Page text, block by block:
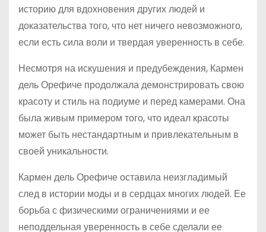
историю для вдохновения других людей и
доказательства того, что нет ничего невозможного,
если есть сила воли и твердая уверенность в себе.
Несмотря на искушения и предубеждения, Кармен
дель Орефиче продолжала демонстрировать свою
красоту и стиль на подиуме и перед камерами. Она
была живым примером того, что идеал красоты
может быть нестандартным и привлекательным в
своей уникальности.
Кармен дель Орефиче оставила неизгладимый
след в истории моды и в сердцах многих людей. Ее
борьба с физическими ограничениями и ее
неподдельная уверенность в себе сделали ее